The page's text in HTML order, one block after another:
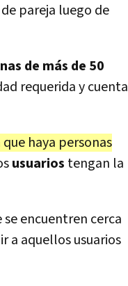
pareja luego de
de más de 50
requerida y cuenta
haya personas
usuarios tengan la
encuentren cerca
a aquellos usuarios